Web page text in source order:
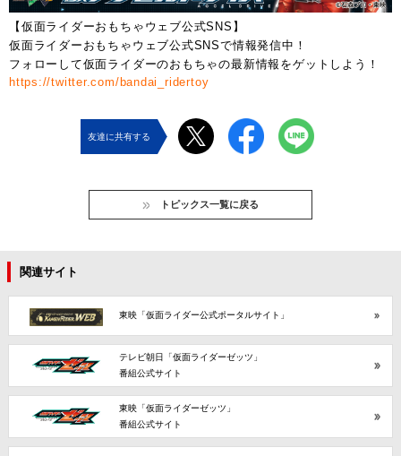
【仮面ライダーおもちゃウェブ公式SNS】
仮面ライダーおもちゃウェブ公式SNSで情報発信中！
フォローして仮面ライダーのおもちゃの最新情報をゲットしよう！
https://twitter.com/bandai_ridertoy
友達に共有する
トピックス一覧に戻る
関連サイト
東映「仮面ライダー公式ポータルサイト」
テレビ朝日「仮面ライダーゼッツ」
番組公式サイト
東映「仮面ライダーゼッツ」
番組公式サイト